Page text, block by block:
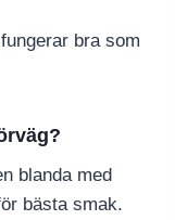
bra som
blanda med
bästa smak.